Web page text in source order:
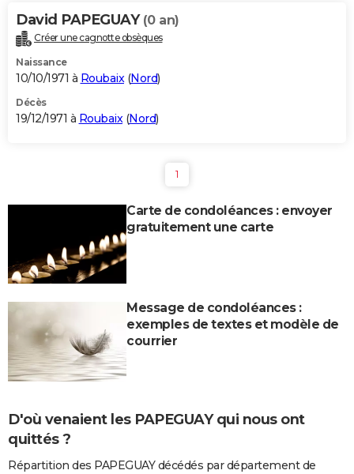
David PAPEGUAY (0 an)
Créer une cagnotte obsèques
Naissance
10/10/1971 à Roubaix(Nord)
Décès
19/12/1971 à Roubaix(Nord)
1
Carte de condoléances : envoyer
gratuitement une carte
Message de condoléances :
exemples de textes et modèle de
courrier
D'où venaient les PAPEGUAY qui nous ont
quittés ?
Répartition des PAPEGUAY décédés par département de